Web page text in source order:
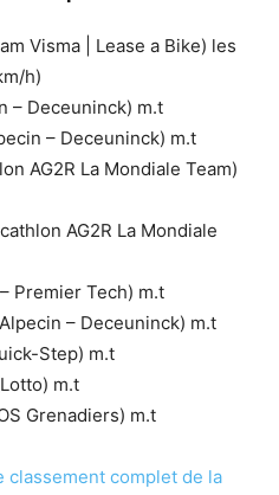
Visma | Lease a Bike) les
h)
– Deceuninck) m.t
– Deceuninck) m.t
AG2R La Mondiale Team)
AG2R La Mondiale
Premier Tech) m.t
– Deceuninck) m.t
Step) m.t
m.t
Grenadiers) m.t
classement complet de la